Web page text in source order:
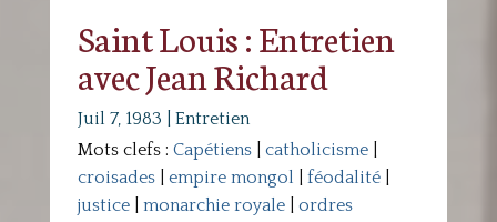
Saint Louis : Entretien
avec Jean Richard
Juil 7, 1983
Entretien
Mots clefs : Capétiens| catholicisme|
croisades| empire mongol féodalité|
justice| monarchie royale| ordres